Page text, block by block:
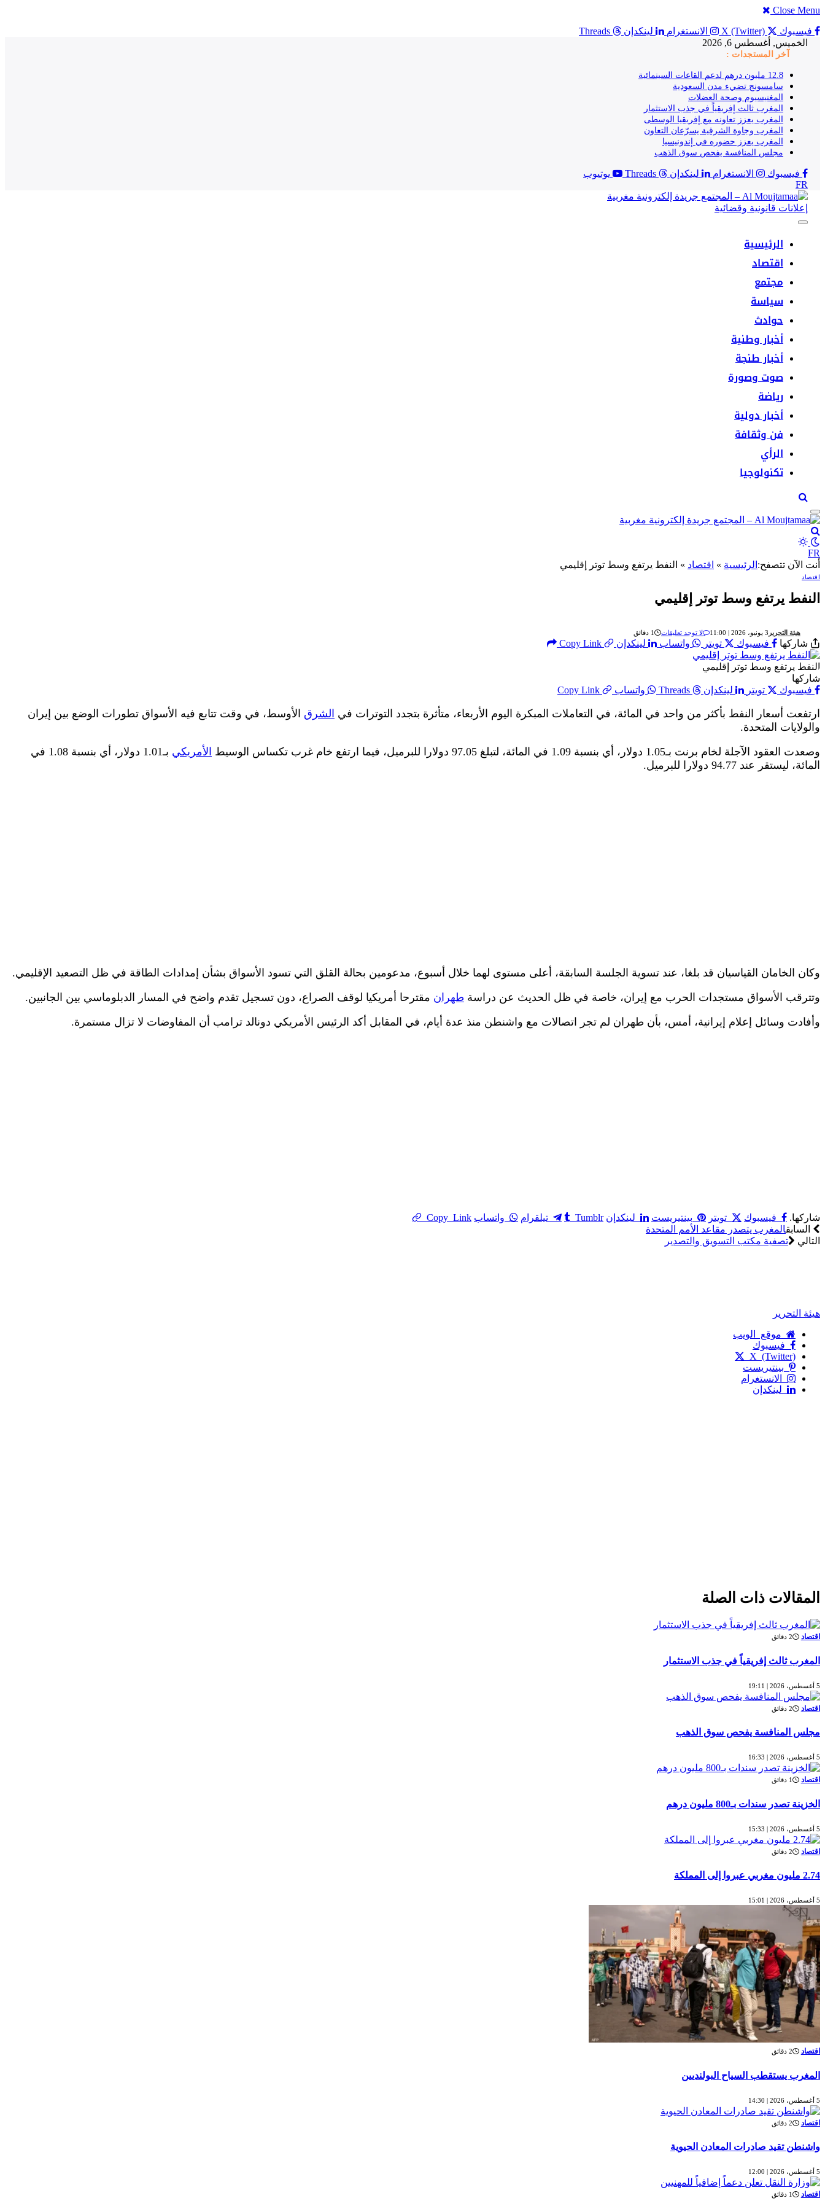
Close Menu
فيسبوك
X (Twitter) الانستغرام لينكدإن
Threads
الخميس, أغسطس 6, 2026
آخر المستجدات :
سامسونج تضيء مدن السعودية
المغنيسيوم وصحة العضلات
المغرب ثالث إفريقياً في جذب الاستثمار
المغرب يعزز تعاونه مع إفريقيا الوسطى
المغرب وجاوة الشرقية يسرّعان التعاون
المغرب يعزز حضوره في إندونيسيا
مجلس المنافسة يفحص سوق الذهب
FR
إعلانات قانونية وقضائية
اقتصاد
مجتمع
سياسة
حوادث
أخبار وطنية
أخبار طنجة
صوت وصورة
رياضة
أخبار دولية
فن وثقافة
الرأي
تكنولوجيا
FR
أنت الآن تتصفح: الرئيسية » اقتصاد » النفط يرتفع وسط توتر إقليمي
اقتصاد
النفط يرتفع وسط توتر إقليمي
هيئة التحرير 3 يونيو، 2026 | 11:00 لا توجد تعليقات 1 دقائق
شاركها فيسبوك تويتر واتساب لينكدإن Copy Link
النفط يرتفع وسط توتر إقليمي
شاركها
فيسبوك
تويتر لينكدإن Threads واتساب Copy Link
ارتفعت أسعار النفط بأكثر من واحد في المائة، في التعاملات المبكرة اليوم الأربعاء، متأثرة بتجدد التوترات في الشرق الأوسط، في وقت تتابع فيه الأسواق تطورات الوضع بين إيران
والولايات المتحدة.
وصعدت العقود الآجلة لخام برنت بـ1.05 دولار، أي بنسبة 1.09 في المائة، لتبلغ 97.05 دولارا للبرميل، فيما ارتفع خام غرب تكساس الوسيط
الأمريكي
بـ1.01 دولار، أي بنسبة 1.08 في
المائة، ليستقر عند 94.77 دولارا للبرميل.
وكان الخامان القياسيان قد بلغا، عند تسوية الجلسة السابقة، أعلى مستوى لهما خلال أسبوع، مدعومين بحالة القلق التي تسود الأسواق بشأن إمدادات الطاقة في ظل التصعيد الإقليمي.
وتترقب الأسواق مستجدات الحرب مع إيران، خاصة في ظل الحديث عن دراسة طهران مقترحا أمريكيا لوقف الصراع، دون تسجيل تقدم واضح في المسار الدبلوماسي بين الجانبين.
وأفادت وسائل إعلام إيرانية، أمس، بأن طهران لم تجر اتصالات مع واشنطن منذ عدة أيام، في المقابل أكد الرئيس الأمريكي دونالد ترامب أن المفاوضات لا تزال مستمرة.
شاركها. فيسبوك تويتر بينتيريست لينكدإن Tumblr تيلقرام واتساب Copy Link
السابقالمغرب يتصدر مقاعد الأمم المتحدة
التالي
تصفية مكتب التسويق والتصدير
هيئة التحرير
موقع الويب
فيسبوك
X (Twitter)
بينتيريست
الانستغرام
لينكدإن
المقالات ذات الصلة
اقتصاد 2 دقائق
المغرب ثالث إفريقياً في جذب الاستثمار
5 أغسطس، 2026 | 19:11
اقتصاد 2 دقائق
مجلس المنافسة يفحص سوق الذهب
5 أغسطس، 2026 | 16:33
اقتصاد 1 دقائق
الخزينة تصدر سندات بـ800 مليون درهم
5 أغسطس، 2026 | 15:33
اقتصاد 2 دقائق
2.74 مليون مغربي عبروا إلى المملكة
5 أغسطس، 2026 | 15:01
اقتصاد 2 دقائق
المغرب يستقطب السياح البولنديين
5 أغسطس، 2026 | 14:30
اقتصاد 2 دقائق
واشنطن تقيد صادرات المعادن الحيوية
5 أغسطس، 2026 | 12:00
اقتصاد 1 دقائق